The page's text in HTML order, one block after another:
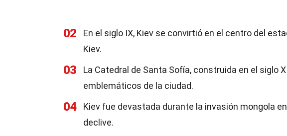
02
En el siglo IX, Kiev se convirtió en el centro del
Kiev.
03
La Catedral de Santa Sofía, construida en el siglo
emblemáticos de la ciudad.
04
Kiev fue devastada durante la invasión mongola
declive.